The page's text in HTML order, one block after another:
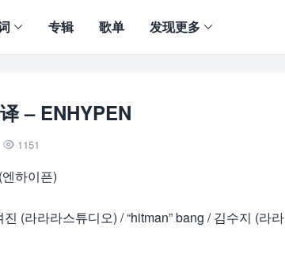
专辑 歌单 发现更多
– ENHYPEN
 1151
하이픈)
(라라라스튜디오) / “hitman” bang / 김수지 (라라